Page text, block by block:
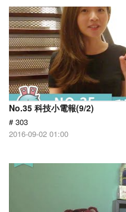
No.35 科技小電報(9/2)
# 303
2016-09-02 01:00